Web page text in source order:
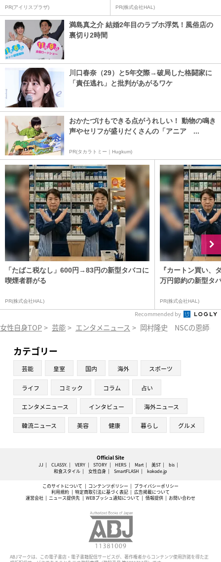
PR(アイリスプラザ) PR(株式会社HAL)
満島真之介 結婚2年目のラブホ浮気！風俗店の
裏切り2時間
川口春奈（29）と5年交際→破局した格闘家に
「責任逃れ」と批判があがるワケ
おかたづけもできる点がうれしい！ 動物の鳴き
声やセリフが盛りだくさんの「アニア ...
PR(タカラトミー｜Hugkum)
「たばこ税なし」600円→83円の新型タバコに
喫煙者群がる
PR(株式会社HAL)
『カートン買い、
万円節約の新型タ
PR(株式会社HAL)
Recommended by
女性自身TOP > 芸能 > エンタメニュース > 岡村隆史 NSCの恩師に
カテゴリー
芸能 皇室 国内 海外 スポーツ
ライフ コミック コラム 占い
エンタメニュース インタビュー 海外ニュース
韓流ニュース 美容 健康 暮らし グルメ
Official Site
JJ CLASSY. VERY STORY HERS Mart 美ST
bis
和食スタイル
女性自身 SmartFLASH kokode.jp
このサイトについて コンテンツポリシー
プライバシーポリシー
利用規約
特定商取引法に基づく表記
広告掲載について
運営会社
ニュース提供先 WEBプッシュ通知について 情報提供 お問い合わせ
ABJマークは、この電子書店・電子書籍配信サービスが、著作権者からコンテンツ使用許諾を得た正